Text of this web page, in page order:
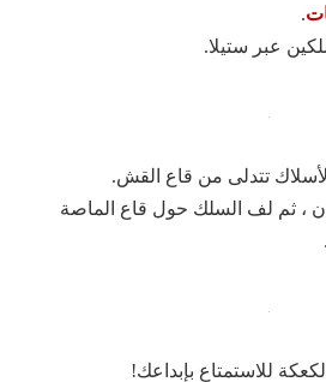
.
عبر ستيلا.
تتدلى من قاع القش.
، ثم لف السلك حول قاع الماصة
للاستمتاع بإبداعك!